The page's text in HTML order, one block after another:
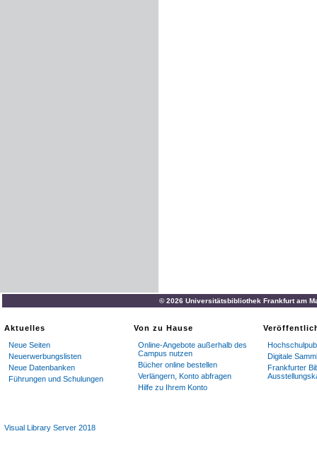
© 2026 Universitätsbibliothek Frankfurt am
Aktuelles
Neue Seiten
Neuerwerbungslisten
Neue Datenbanken
Führungen und Schulungen
Von zu Hause
Online-Angebote außerhalb des
Campus nutzen
Bücher online bestellen
Verlängern, Konto abfragen
Hilfe zu Ihrem Konto
Digitale
Frankfurter
Visual Library Server 2018